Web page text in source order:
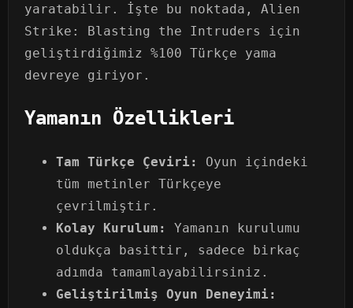
yaratabilir. İşte bu noktada, Alien
Strike: Blasting the Intruders için
geliştirdiğimiz %100 Türkçe yama
devreye giriyor.
Yamanın Özellikleri
Tam Türkçe Çeviri:
Oyun içindeki
tüm metinler Türkçeye
çevrilmiştir.
Kolay Kurulum:
Yamanın kurulumu
oldukça basittir, sadece birkaç
adımda tamamlayabilirsiniz.
Geliştirilmiş Oyun Deneyimi: